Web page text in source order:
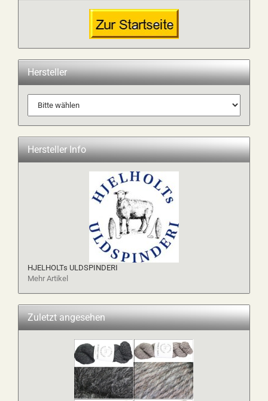
Hersteller
Hersteller Info
HJELHOLTs ULDSPINDERI
Mehr Artikel
Zuletzt angesehen